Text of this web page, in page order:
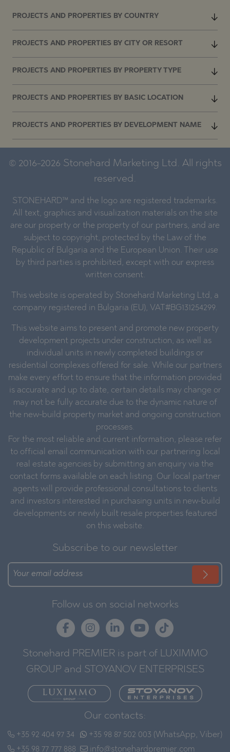
PROJECTS AND PROPERTIES BY COUNTRY
PROJECTS AND PROPERTIES BY CITY OR RESORT
PROJECTS AND PROPERTIES BY PROPERTY TYPE
PROJECTS AND PROPERTIES BY BASIC LOCATION
PROJECTS AND PROPERTIES BY DEVELOPMENT NAME
© 2016-2026 Stonehard Marketing Ltd. All rights
reserved.
STONEHARD™ and the logo are registered trademarks.
All text, graphics and visualization materials on the site
are our property or the property of our partners, and are
subject to copyright, protected by the Law of the
Republic of Bulgaria and the European Union. Their use
by third parties is prohibited, except with our express
written consent.
This website is operated by Stonehard Marketing Ltd, a
company registered in Bulgaria (EU), VAT#BG131254299.
This website aims to present and promote new property
development projects under construction, as well as
individual units in newly completed buildings or
residential complexes offered for sale. While our partners
make every effort to ensure that the information provided
is accurate and up to date, certain details may change or
may not be fully accurate due to the dynamic nature of
the new-build property market and ongoing construction
processes.
For the most reliable and current information, please refer
to official email communication with our partnering local
real estate agencies by submitting an enquiry via the
contact forms available on each listing. Our local partner
agents will provide professional consultations to clients
and investors interested in purchasing units in new-build
developments or newly built resale properties featured
on this website.
Subscribe to our newsletter
Follow us on social networks
Stonehard PREMIER is part of LUXIMMO
GROUP and STOYANOV ENTERPRISES
Our contacts:
+35 92 404 97 34
+35 98 77 777 888
+35 98 87 502 003 (WhatsApp, Viber)
info@stonehardpremier.com